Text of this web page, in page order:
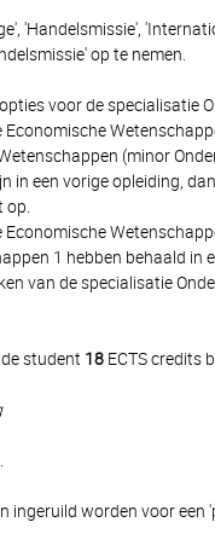
'Handelsmissie',
op te nemen.
voor de specialisatie
Economische
(minor
in een vorige opleiding,
Economische
1 hebben behaald in
van de specialisatie
student 18 ECTS credits
ingeruild worden voor een